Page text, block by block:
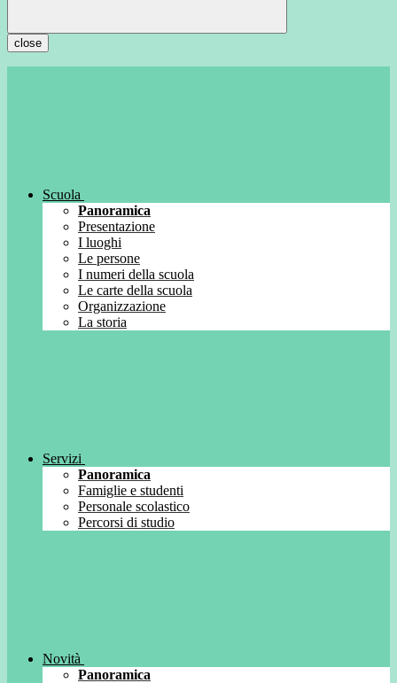
close
Scuola
Panoramica
Presentazione
I luoghi
Le persone
I numeri della scuola
Le carte della scuola
Organizzazione
La storia
Servizi
Panoramica
Famiglie e studenti
Personale scolastico
Percorsi di studio
Novità
Panoramica